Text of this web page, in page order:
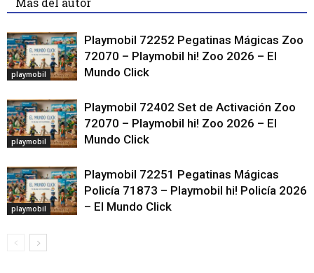
playmobil
Playmobil 72252 Pegatinas Mágicas Zoo
72070 – Playmobil hi! Zoo 2026 – El
Mundo Click
playmobil
Playmobil 72402 Set de Activación Zoo
72070 – Playmobil hi! Zoo 2026 – El
Mundo Click
playmobil
Playmobil 72251 Pegatinas Mágicas
Policía 71873 – Playmobil hi! Policía 2026
– El Mundo Click